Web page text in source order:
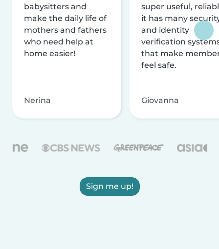
babysitters and
make the daily life of
mothers and fathers
who need help at
home easier!
Nerina
super useful,
it has many
and identity
verification
that make
feel safe.
Giovanna
Sign me up!